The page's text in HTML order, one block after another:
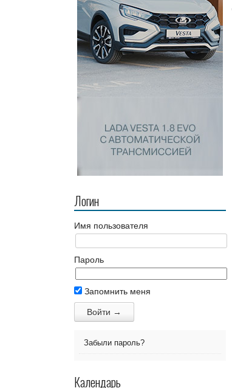
Логин
Имя пользователя
Пароль
Запомнить меня
Забыли пароль?
Календарь